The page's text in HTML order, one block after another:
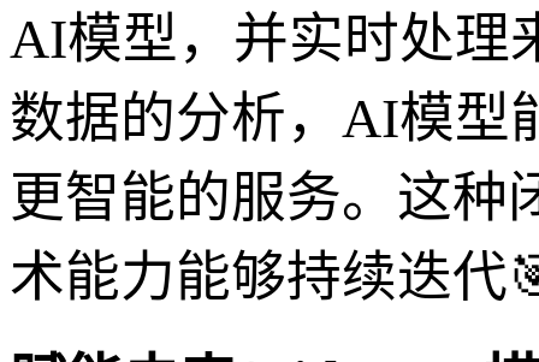
AI模型，并实时处理
数据的分析，AI模型
更智能的服务。这种
术能力能够持续迭代